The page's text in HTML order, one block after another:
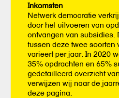
Inkomsten
Netwerk democratie
door het uitvoeren van
ontvangen van subsidies.
tussen deze twee soorten
varieert per jaar. In 2020
35% opdrachten en 65%
gedetailleerd overzicht
verwijzen wij naar de
deze pagina.